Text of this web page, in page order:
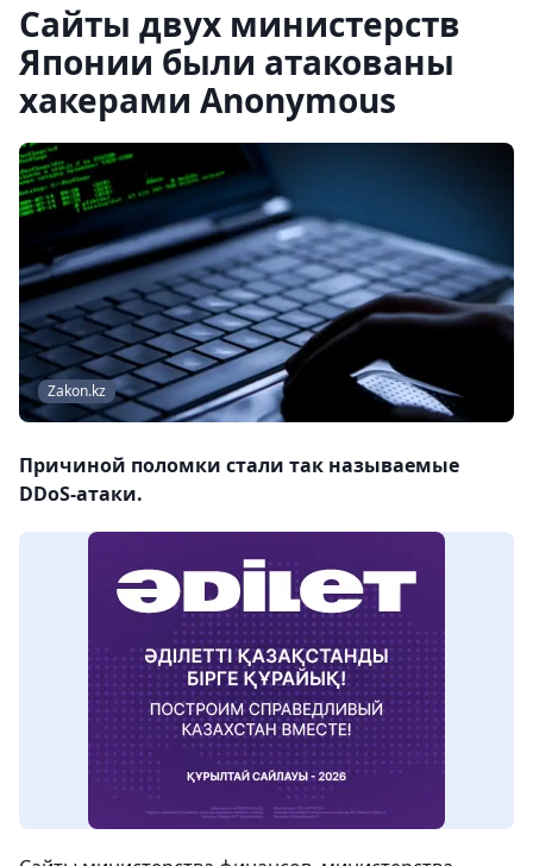
Сайты двух министерств
Японии были атакованы
хакерами Anonymous
Zakon.kz
Причиной поломки стали так называемые
DDoS-атаки.